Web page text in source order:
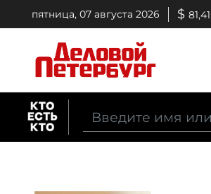
пятница, 07 августа 2026 $ 81,41